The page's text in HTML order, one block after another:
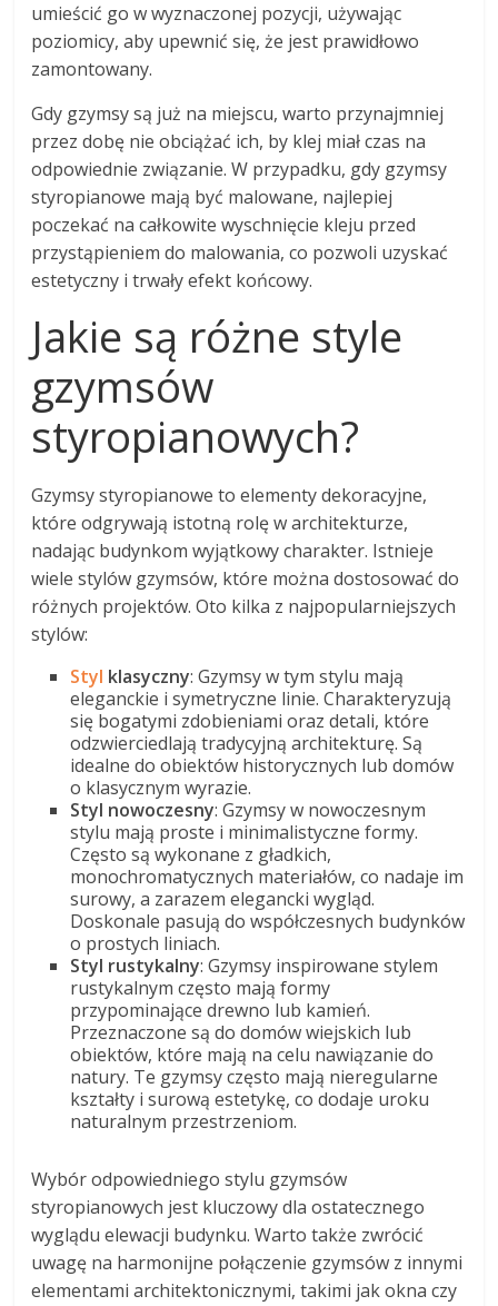
umieścić go w wyznaczonej pozycji, używając
poziomicy, aby upewnić się, że jest prawidłowo
zamontowany.
Gdy gzymsy są już na miejscu, warto przynajmniej
przez dobę nie obciążać ich, by klej miał czas na
odpowiednie związanie. W przypadku, gdy gzymsy
styropianowe mają być malowane, najlepiej
poczekać na całkowite wyschnięcie kleju przed
przystąpieniem do malowania, co pozwoli uzyskać
estetyczny i trwały efekt końcowy.
Jakie są różne style
gzymsów
styropianowych?
Gzymsy styropianowe to elementy dekoracyjne,
które odgrywają istotną rolę w architekturze,
nadając budynkom wyjątkowy charakter. Istnieje
wiele stylów gzymsów, które można dostosować do
różnych projektów. Oto kilka z najpopularniejszych
stylów:
Styl klasyczny: Gzymsy w tym stylu mają
eleganckie i symetryczne linie. Charakteryzują
się bogatymi zdobieniami oraz detali, które
odzwierciedlają tradycyjną architekturę. Są
idealne do obiektów historycznych lub domów
o klasycznym wyrazie.
Styl nowoczesny: Gzymsy w nowoczesnym
stylu mają proste i minimalistyczne formy.
Często są wykonane z gładkich,
monochromatycznych materiałów, co nadaje im
surowy, a zarazem elegancki wygląd.
Doskonale pasują do współczesnych budynków
o prostych liniach.
Styl rustykalny: Gzymsy inspirowane stylem
rustykalnym często mają formy
przypominające drewno lub kamień.
Przeznaczone są do domów wiejskich lub
obiektów, które mają na celu nawiązanie do
natury. Te gzymsy często mają nieregularne
kształty i surową estetykę, co dodaje uroku
naturalnym przestrzeniom.
Wybór odpowiedniego stylu gzymsów
styropianowych jest kluczowy dla ostatecznego
wyglądu elewacji budynku. Warto także zwrócić
uwagę na harmonijne połączenie gzymsów z innymi
elementami architektonicznymi, takimi jak okna czy